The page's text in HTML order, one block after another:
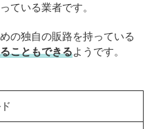
ている業者です。
の独自の販路を持っている
こともできるようです。